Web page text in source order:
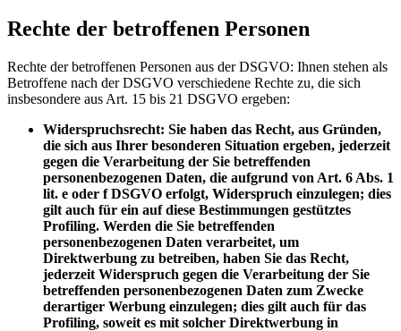
Rechte der betroffenen Personen
Rechte der betroffenen Personen aus der DSGVO: Ihnen stehen als
Betroffene nach der DSGVO verschiedene Rechte zu, die sich
insbesondere aus Art. 15 bis 21 DSGVO ergeben:
Widerspruchsrecht: Sie haben das Recht, aus Gründen,
die sich aus Ihrer besonderen Situation ergeben, jederzeit
gegen die Verarbeitung der Sie betreffenden
personenbezogenen Daten, die aufgrund von Art. 6 Abs. 1
lit. e oder f DSGVO erfolgt, Widerspruch einzulegen; dies
gilt auch für ein auf diese Bestimmungen gestütztes
Profiling. Werden die Sie betreffenden
personenbezogenen Daten verarbeitet, um
Direktwerbung zu betreiben, haben Sie das Recht,
jederzeit Widerspruch gegen die Verarbeitung der Sie
betreffenden personenbezogenen Daten zum Zwecke
derartiger Werbung einzulegen; dies gilt auch für das
Profiling, soweit es mit solcher Direktwerbung in